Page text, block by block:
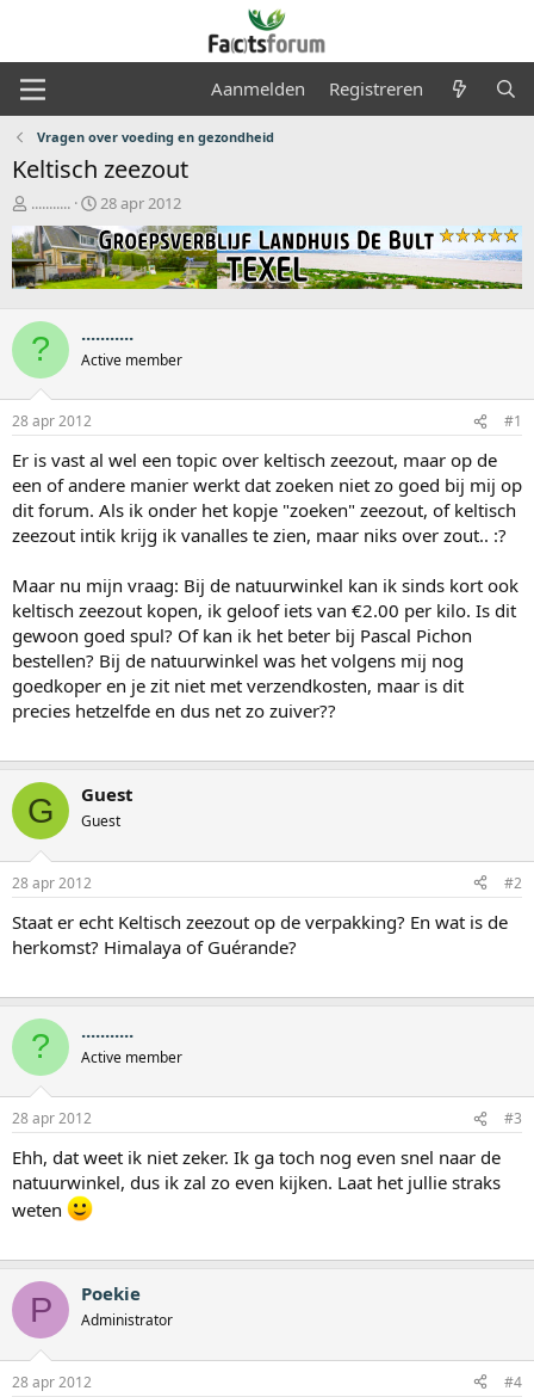
Aanmelden Registreren
Vragen over voeding en gezondheid
Keltisch zeezout
O
n
d
e
r
e
p
s
t
a
r
t
e
r
...........
S
a
r
t
t
m
28 apr 2012
? ...........
Active member
28 apr 2012 #1
Er is vast al wel een topic over keltisch zeezout, maar op de
een of andere manier werkt dat zoeken niet zo goed bij mij op
dit forum. Als ik onder het kopje "zoeken" zeezout, of keltisch
zeezout intik krijg ik vanalles te zien, maar niks over zout.. :?
Maar nu mijn vraag: Bij de natuurwinkel kan ik sinds kort ook
keltisch zeezout kopen, ik geloof iets van €2.00 per kilo. Is dit
gewoon goed spul? Of kan ik het beter bij Pascal Pichon
bestellen? Bij de natuurwinkel was het volgens mij nog
goedkoper en je zit niet met verzendkosten, maar is dit
precies hetzelfde en dus net zo zuiver??
G Guest
Guest
28 apr 2012 #2
Staat er echt Keltisch zeezout op de verpakking? En wat is de
herkomst? Himalaya of Guérande?
? ...........
Active member
28 apr 2012 #3
Ehh, dat weet ik niet zeker. Ik ga toch nog even snel naar de
natuurwinkel, dus ik zal zo even kijken. Laat het jullie straks
weten
P Poekie
Administrator
28 apr 2012 #4